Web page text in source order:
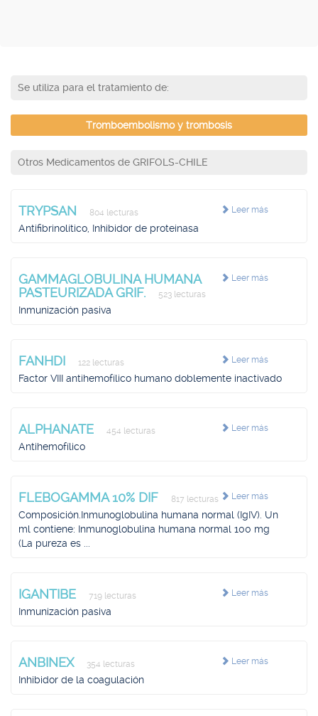
Se utiliza para el tratamiento de:
Tromboembolismo y trombosis
Otros Medicamentos de GRIFOLS-CHILE
Leer más
TRYPSAN 804 lecturas
Antifibrinolítico, Inhibidor de proteinasa
Leer más
GAMMAGLOBULINA HUMANA
PASTEURIZADA GRIF.
523 lecturas
Inmunización pasiva
Leer más
FANHDI 122 lecturas
Factor VIII antihemofílico humano doblemente inactivado
Leer más
ALPHANATE 454 lecturas
Antihemofílico
Leer más
FLEBOGAMMA 10% DIF 817 lecturas
Composición.Inmunoglobulina humana normal (IgIV). Un
ml contiene: Inmunoglobulina humana normal 100 mg
(La pureza es ...
Leer más
IGANTIBE 719 lecturas
Inmunización pasiva
Leer más
ANBINEX 354 lecturas
Inhibidor de la coagulación